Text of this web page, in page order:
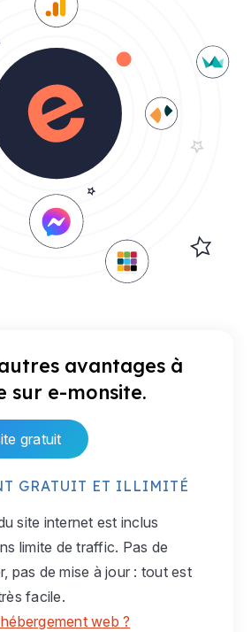
avantages à
sur e-monsite.
gratuit
GRATUIT ET ILLIMITÉ
site internet est inclus
limite de traffic. Pas de
pas de mise à jour : tout est
facile.
web ?